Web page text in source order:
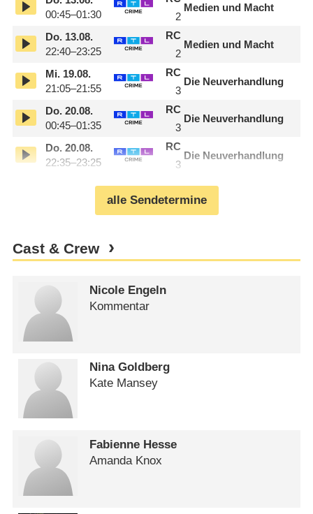
00:45–01:30
2
Medien und Macht
Do.13.08.
22:40–23:25
RC
2
Medien und Macht
Mi.19.08.
21:05–21:55
RC
3
Die Neuverhandlung
Do.20.08.
00:45–01:35
RC
3
Die Neuverhandlung
Do. 20.08.
22:35–23:25
RC
3
Die Neuverhandlung
alle Sendetermine
Cast & Crew
Nicole Engeln
Kommentar
Nina Goldberg
Kate Mansey
Fabienne Hesse
Amanda Knox